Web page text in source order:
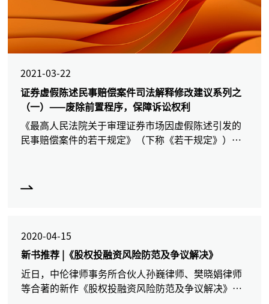
2021-03-22
证券虚假陈述民事赔偿案件司法解释修改建议系列之
（一）——废除前置程序，保障诉讼权利
《最高人民法院关于审理证券市场因虚假陈述引发的
民事赔偿案件的若干规定》（下称《若干规定》）施
释愈发必要。系列
2020-04-15
新书推荐 |《股权投融资风险防范及争议解决》
近日，中伦律师事务所合伙人孙巍律师、樊晓娟律师
等合著的新作《股权投融资风险防范及争议解决》已